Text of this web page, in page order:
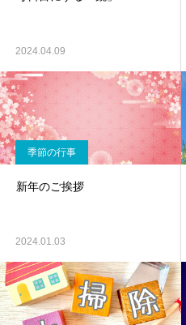
2024.04.09
季節の行事
新年のご挨拶
2024.01.03